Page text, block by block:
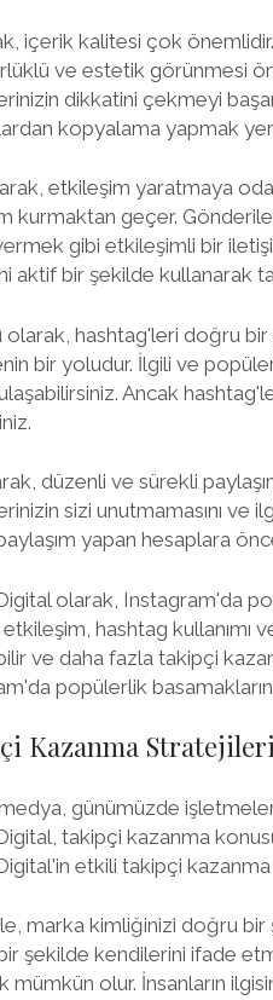
içerik kalitesi çok
ve estetik görünmesi
dikkatini çekmeyi
kopyalama yapmak
etkileşim yaratmaya
kurmaktan geçer.
gibi etkileşimli bir
aktif bir şekilde kullanarak
olarak, hashtag'leri doğru bir
bir yoludur. İlgili ve
Ancak
düzenli ve sürekli
sizi unutmamasını ve
yapan hesaplara
olarak, Instagram'da
hashtag kullanımı
ve daha fazla takipçi
popülerlik
Kazanma
günümüzde
takipçi kazanma
etkili takipçi
marka kimliğinizi doğru
bir şekilde kendilerini ifade
mümkün olur. İnsanların